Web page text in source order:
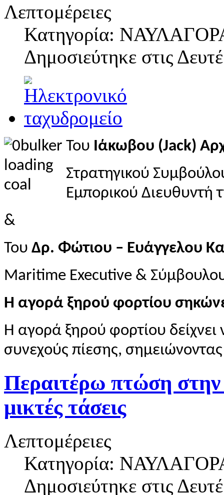
Λεπτομέρειες
Κατηγορία:
Δημοσιεύτηκε στις
Του Ιάκωβου (Jack)
Στρατηγικού
Εμπορικού Διευθυντή
&
Του Δρ. Φώτιου – Ευάγγελου
Maritime Executive &
Η αγορά ξηρού φορτίου
Η αγορά ξηρού φορτίου
συνεχούς πίεσης,
Περαιτέρω πτώση στην
μικτές τάσεις
Λεπτομέρειες
Κατηγορία:
Δημοσιεύτηκε στις